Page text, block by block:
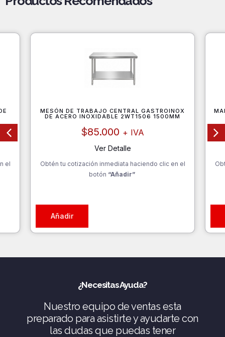
el
MESÓN DE TRABAJO CENTRAL GASTROINOX
DE ACERO INOXIDABLE 2WT1506 1500MM
$85.000 + IVA
Ver Detalle
Obtén tu cotización inmediata haciendo clic en el
botón “Añadir”
Añadir
¿Necesitas Ayuda?
Nuestro equipo de ventas esta
preparado para asistirte y ayudarte con
las dudas que puedas tener